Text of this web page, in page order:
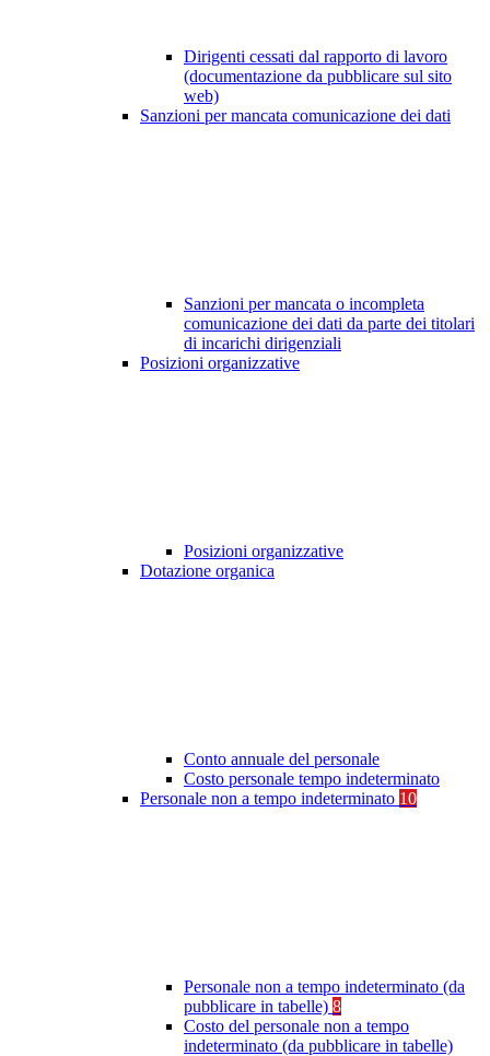
Dirigenti cessati dal rapporto di lavoro
(documentazione da pubblicare sul sito
web)
Sanzioni per mancata comunicazione dei dati
Sanzioni per mancata o incompleta
comunicazione dei dati da parte dei titolari
di incarichi dirigenziali
Posizioni organizzative
Posizioni organizzative
Dotazione organica
Conto annuale del personale
Costo personale tempo indeterminato
Personale non a tempo indeterminato 10
Personale non a tempo indeterminato (da
pubblicare in tabelle) 8
Costo del personale non a tempo
indeterminato (da pubblicare in tabelle)